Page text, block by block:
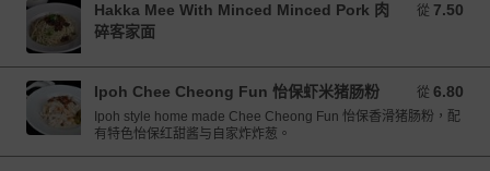
Hakka Mee With Minced Minced Pork 肉
碎客家面
從 7.50
從 7.50 MYR
Ipoh Chee Cheong Fun 怡保虾米猪肠粉 從 6.80
從 6.80 MYR
Ipoh style home made Chee Cheong Fun 怡保香滑猪肠粉，配
有特色怡保红甜酱与自家炸炸葱。